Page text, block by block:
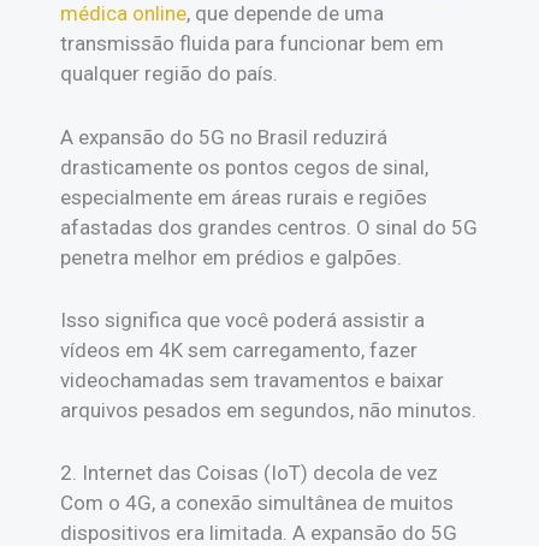
médica online, que depende de uma
transmissão fluida para funcionar bem em
qualquer região do país.
A expansão do 5G no Brasil reduzirá
drasticamente os pontos cegos de sinal,
especialmente em áreas rurais e regiões
afastadas dos grandes centros. O sinal do 5G
penetra melhor em prédios e galpões.
Isso significa que você poderá assistir a
vídeos em 4K sem carregamento, fazer
videochamadas sem travamentos e baixar
arquivos pesados em segundos, não minutos.
2. Internet das Coisas (IoT) decola de vez
Com o 4G, a conexão simultânea de muitos
dispositivos era limitada. A expansão do 5G